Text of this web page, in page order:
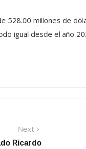
528.00 millones de
igual desde el año
Next
post:
Ricardo